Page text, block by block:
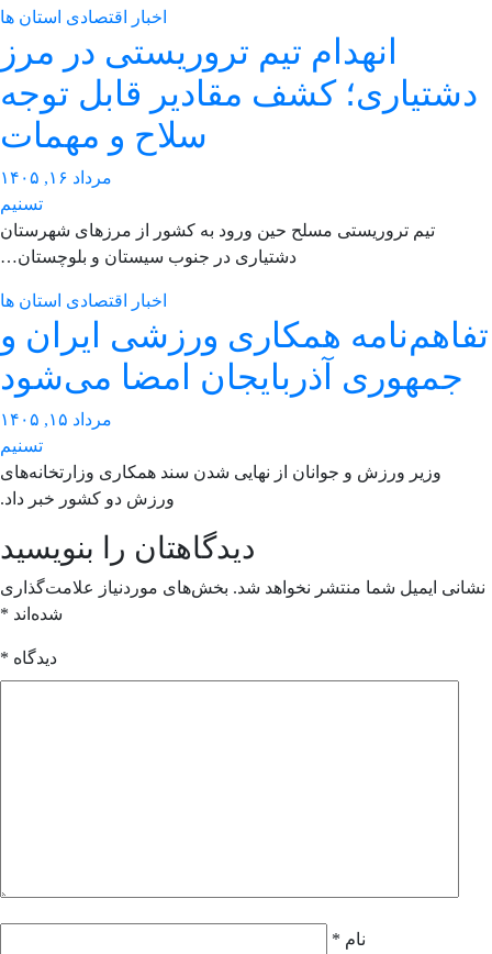
اخبار اقتصادی استان ها
انهدام تیم تروریستی در مرز
کشف مقادیر قابل توجه
سلاح و مهمات
مرداد ۱۶, ۱۴۰۵
تسنیم
تیم تروریستی مسلح حین ورود به کشور از مرزهای شهرستان
دشتیاری در جنوب سیستان و بلوچستان…
اخبار اقتصادی استان ها
همکاری ورزشی ایران و
جمهوری آذربایجان امضا می‌شود
مرداد ۱۵, ۱۴۰۵
تسنیم
وزیر ورزش و جوانان از نهایی شدن سند همکاری وزارتخانه‌های
ورزش دو کشور خبر داد.
دیدگاهتان را بنویسید
ایمیل شما منتشر نخواهد شد. بخش‌های موردنیاز علامت‌گذاری
شده‌اند *
دیدگاه*
نام*